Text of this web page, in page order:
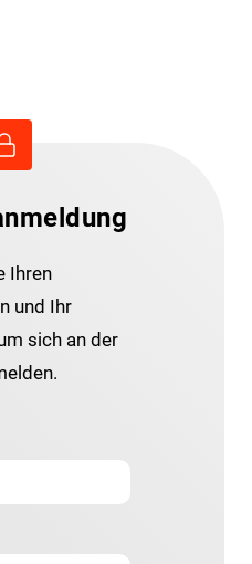
Ihren
und Ihr
sich an der